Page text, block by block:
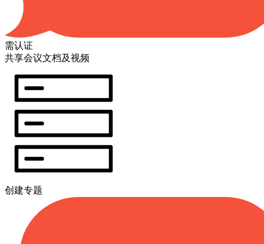
需认证
共享会议文档及视频
创建专题